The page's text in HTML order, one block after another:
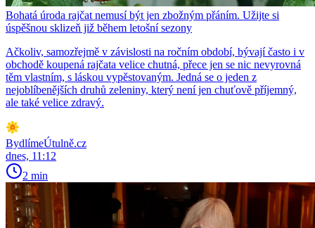
Bohatá úroda rajčat nemusí být jen zbožným přáním. Užijte si
úspěšnou sklizeň již během letošní sezony
Ačkoliv, samozřejmě v závislosti na ročním období, bývají často i v
obchodě koupená rajčata velice chutná, přece jen se nic nevyrovná
těm vlastním, s láskou vypěstovaným. Jedná se o jeden z
nejoblíbenějších druhů zeleniny, který není jen chuťově příjemný,
ale také velice zdravý.
BydlímeÚtulně.cz
dnes, 11:12
2 min